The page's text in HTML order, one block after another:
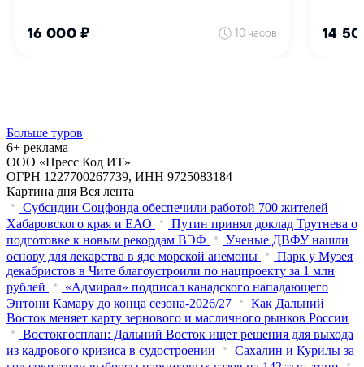
Больше туров
6+ реклама
ООО «Пресс Код ИТ»
ОГРН 1227700267739, ИНН 9725083184
Картина дня Вся лента
Субсидии Соцфонда обеспечили работой 700 жителей
Хабаровского края и ЕАО
Путин принял доклад Трутнева о
подготовке к новым рекордам ВЭФ
Ученые ДВФУ нашли
основу для лекарства в яде морской анемоны
Парк у Музея
декабристов в Чите благоустроили по нацпроекту за 1 млн
рублей
«Адмирал» подписал канадского нападающего
Энтони Камару до конца сезона-2026/27
Как Дальний
Восток меняет карту зернового и масличного рынков России
Востокгосплан: Дальний Восток ищет решения для выхода
из кадрового кризиса в судостроении
Сахалин и Курилы за